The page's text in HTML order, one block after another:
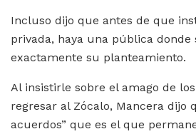
Incluso dijo que antes de que
privada, haya una pública donde
exactamente su planteamiento.
Al insistirle sobre el amago de
regresar al Zócalo, Mancera dijo
acuerdos” que es el que